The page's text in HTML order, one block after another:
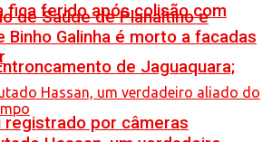
fica ferido após colisão com
de Jaguaquara;
registrado por câmeras
de Saúde de Planaltino e
Binho Galinha é morto a facadas